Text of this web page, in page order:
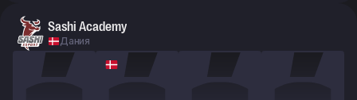
Sashi Academy
Дания